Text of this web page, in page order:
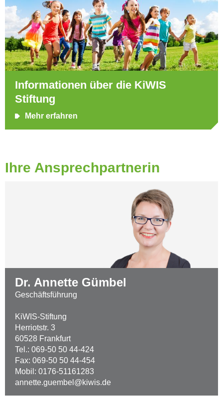
Informationen über die KiWIS
Stiftung
Mehr erfahren
Ihre Ansprechpartnerin
Dr. Annette Gümbel
Geschäftsführung
KiWIS-Stiftung
Herriotstr. 3
60528 Frankfurt
Tel.: 069-50 50 44-424
Fax: 069-50 50 44-454
Mobil: 0176-51161283
annette.guembel@kiwis.de